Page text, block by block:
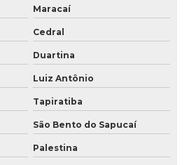
Maracaí
Cedral
Duartina
Luiz Antônio
Tapiratiba
São Bento do Sapucaí
Palestina